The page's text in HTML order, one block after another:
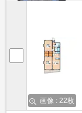
画像 : 22枚